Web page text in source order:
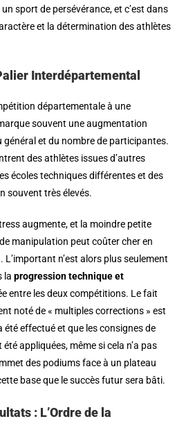
sport de persévérance, et c’est dans
et la détermination des athlètes
Interdépartemental
départementale à une
souvent une augmentation
général et du nombre de participantes.
des athlètes issues d’autres
écoles techniques différentes et des
souvent très élevés.
augmente, et la moindre petite
manipulation peut coûter cher en
L’important n’est alors plus seulement
laprogression technique et
entre les deux compétitions. Le fait
noté de « multiples corrections » est
été effectué et que les consignes de
appliquées, même si cela n’a pas
des podiums face à un plateau
base que le succès futur sera bâti.
: L’Ordre de la